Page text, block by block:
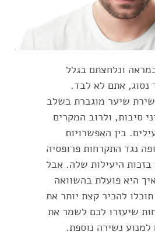
ונלחצתם בגלל
נסוג, אתם לא לבד.
שיער מוגברת בשלב
סיבות, ולרוב המקרים
בין האפשרויות
נגד התקרחות פרופסיה
היעילות שלה. אבל
היא פועלת בהשוואה
להכיר קצת יותר את
שיעזרו לכם לשמר את
למנוע נשירה נוספת.